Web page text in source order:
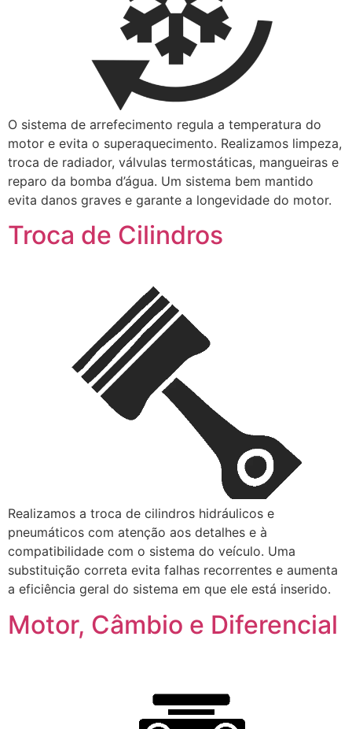
O sistema de arrefecimento regula a temperatura do
motor e evita o superaquecimento. Realizamos limpeza,
troca de radiador, válvulas termostáticas, mangueiras e
reparo da bomba d’água. Um sistema bem mantido
evita danos graves e garante a longevidade do motor.
Troca de Cilindros
Realizamos a troca de cilindros hidráulicos e
pneumáticos com atenção aos detalhes e à
compatibilidade com o sistema do veículo. Uma
substituição correta evita falhas recorrentes e aumenta
a eficiência geral do sistema em que ele está inserido.
Motor, Câmbio e Diferencial